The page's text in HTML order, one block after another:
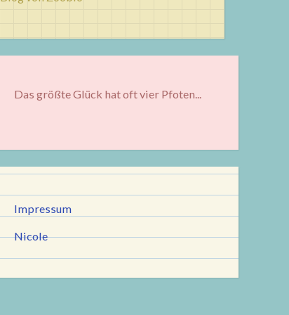
Das größte Glück hat oft vier Pfoten...
Impressum
Nicole